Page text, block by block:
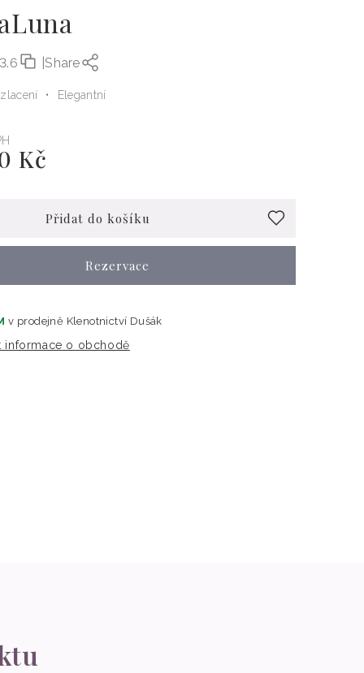
|Share
Elegantní
Kč
Přidat do košíku
Rezervace
v prodejně Klenotnictví Dušák
informace o obchodě